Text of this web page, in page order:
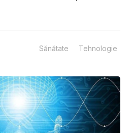
Sănătate Tehnologie